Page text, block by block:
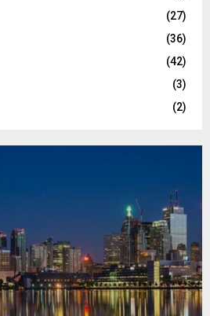
(27)
(36)
(42)
(3)
(2)